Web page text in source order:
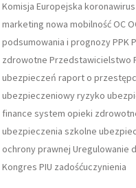
Komisja Europejska koronawirus
marketing nowa mobilność OC
podsumowania i prognozyPPK
zdrowotne Przedstawicielstwo
ubezpieczeń raport o
ubezpieczeniowyryzyko
finance system opieki
ubezpieczenia szkolne
ochrony prawnej Uregulowanie
Kongres PIU zadośćuczynienia